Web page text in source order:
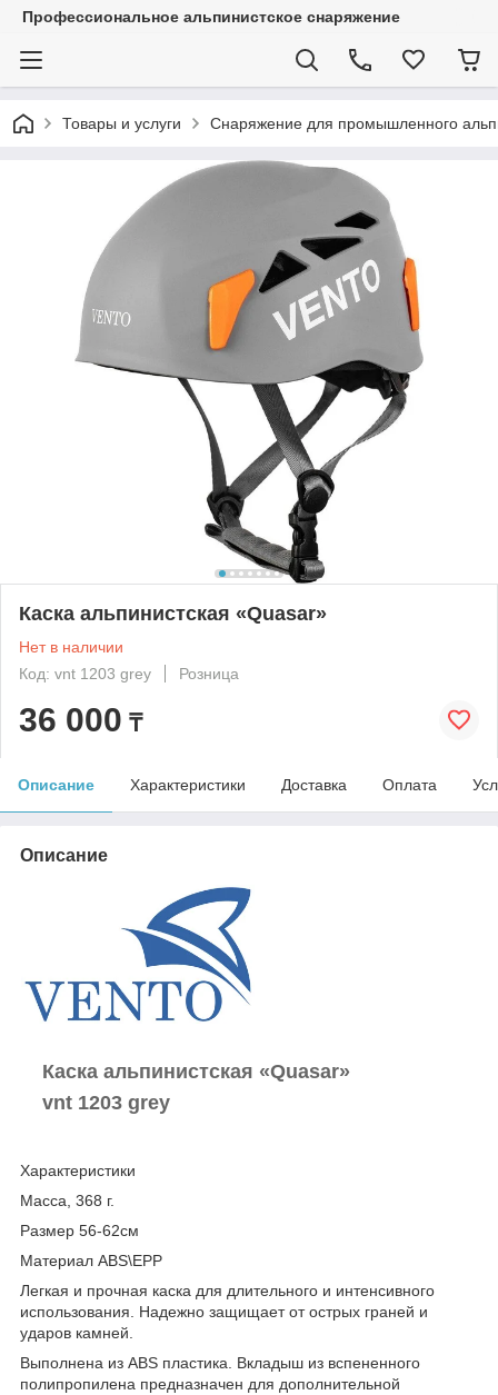
Профессиональное альпинистское снаряжение
Товары и услуги Снаряжение для промышленного
Каска альпинистская «Quasar»
Нет в наличии
Код: vnt 1203 grey
Розница
36 000 ₸
Описание Характеристики Доставка Оплата
Описание
Каска альпинистская «Quasar»
vnt 1203 grey
Характеристики
Масса, 368 г.
Размер 56-62см
Материал ABS\EPP
Легкая и прочная каска для длительного и интенсивного
использования. Надежно защищает от острых граней и
ударов камней.
Выполнена из ABS пластика. Вкладыш из вспененного
полипропилена предназначен для дополнительной